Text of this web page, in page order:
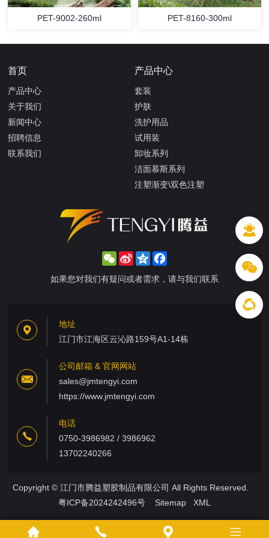
PET-9002-260ml PET-8160-300ml
首页
产品中心
关于我们
新闻中心
招聘信息
联系我们
产品中心
套装
护肤
洗护用品
试用装
卸妆系列
洁面慕斯系列
注塑渐变\双色注塑
WeChat
Sina
Weibo
Qzone
如果您对我们有疑问或者需求，请与我们联系
地址
江门市江海区云沁路159号A1-14栋
公司邮箱 & 官网网站
sales@jmtengyi.com
https://www.jmtengyi.com
电话
0750-3986982 / 3986962
13702240266
Copyright © 江门市腾益塑胶制品有限公司 All Rights Reserved.
粤ICP备2024242496号
Sitemap XML